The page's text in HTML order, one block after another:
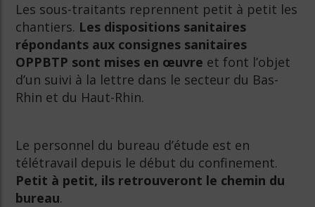
Les sous-traitants reprennent petit à petit les
chantiers. Les dispositions sanitaires
répondants aux consignes sanitaires
OPPBTP sont mises en œuvre et font l’objet
d’un suivi à la lettre dans le secteur du Bas-
Rhin et du Haut-Rhin.
Le personnel du bureau d’étude est en
télétravail depuis le début du confinement.
Petit à petit, ils retrouveront le chemin du
bureau.